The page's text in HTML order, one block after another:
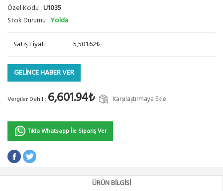
Özel Kodu :U1035
Stok Durumu :Yolda
Satış Fiyatı 5,501.62₺
GELİNCE HABER VER
Vergiler Dahil : 6,601.94₺ Karşılaştırmaya Ekle
Tıkla Whatsapp İle Sipariş Ver
ÜRÜN BILGISI